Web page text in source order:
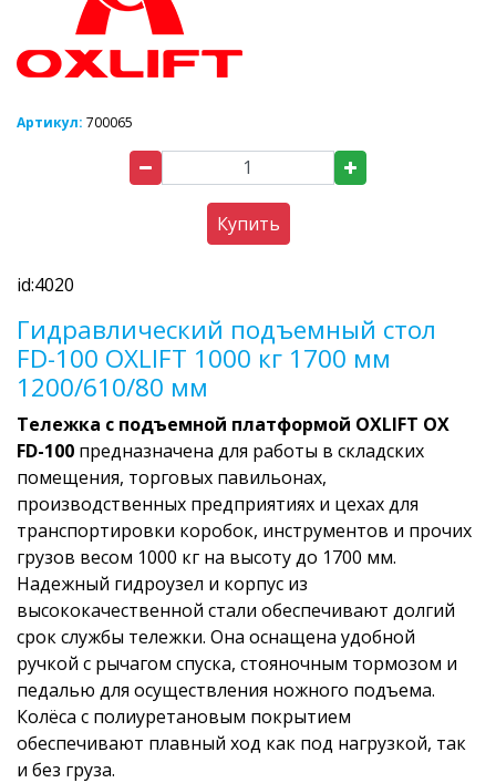
Артикул: 700065
Купить
id:4020
Гидравлический подъемный стол
FD-100 OXLIFT 1000 кг 1700 мм
1200/610/80 мм
Тележка с подъемной платформой OXLIFT OX
FD-100 предназначена для работы в складских
помещения, торговых павильонах,
производственных предприятиях и цехах для
транспортировки коробок, инструментов и прочих
грузов весом 1000 кг на высоту до 1700 мм.
Надежный гидроузел и корпус из
высококачественной стали обеспечивают долгий
срок службы тележки. Она оснащена удобной
ручкой с рычагом спуска, стояночным тормозом и
педалью для осуществления ножного подъема.
Колёса с полиуретановым покрытием
обеспечивают плавный ход как под нагрузкой, так
и без груза.